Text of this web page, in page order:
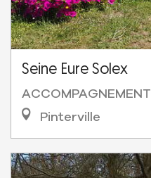
Seine Eure Solex
ACCOMPAGNEMENT
Pinterville